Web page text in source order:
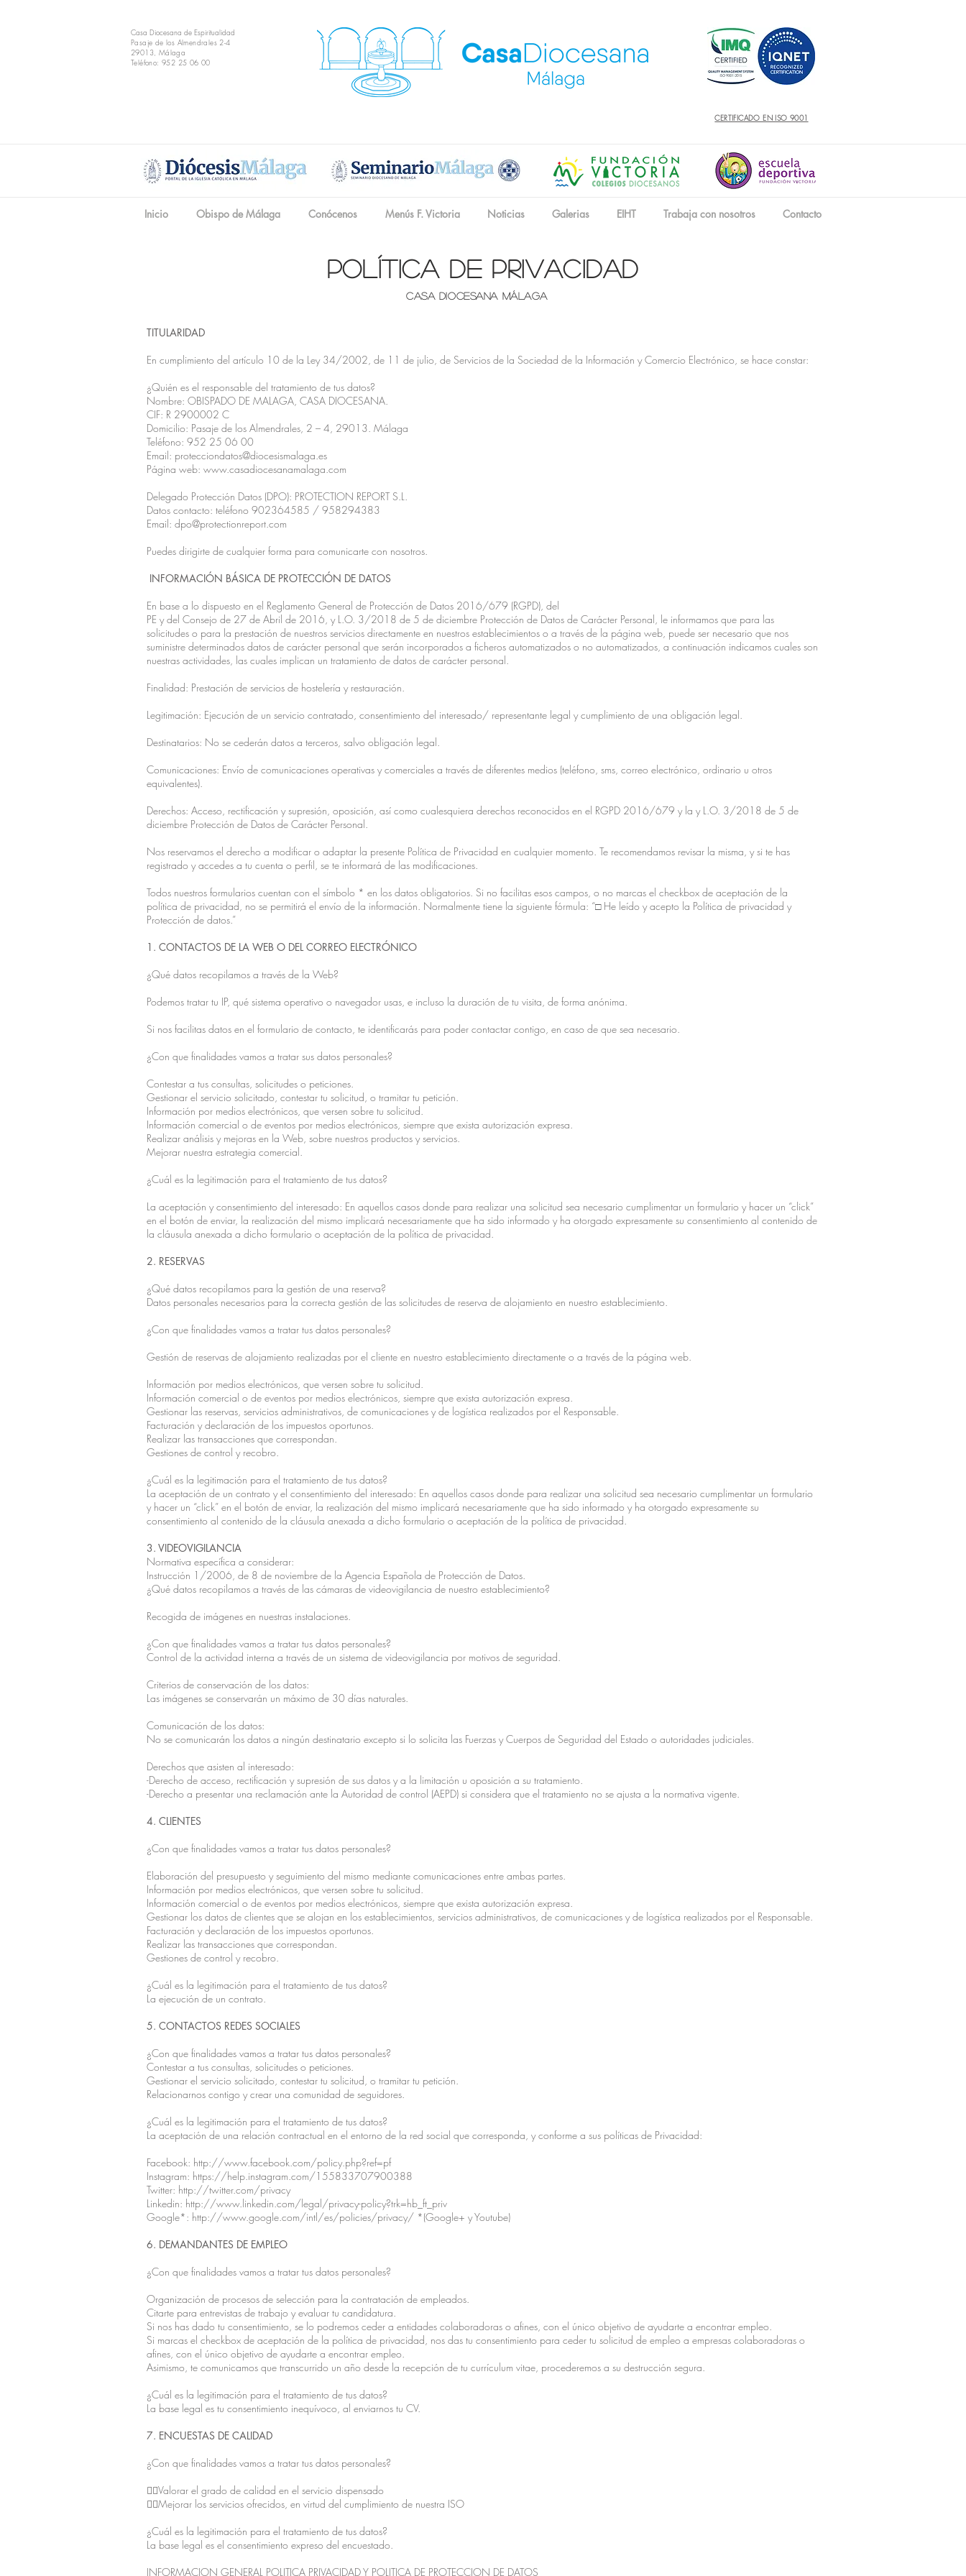
Casa Diocesana de Espiritualidad
Pasaje de los Almendrales 2-4
29013, Málaga
Teléfono: 952 25 06 00
CERTIFICADO EN ISO 9001
Inicio Obispo de Málaga Conócenos Menús F. Victoria Noticias Galerias EIHT Trabaja con nosotros Contacto
política de privacidad
CASA DIOCESANA MÁLAGA
TITULARIDAD
En cumplimiento del artículo 10 de la Ley 34/2002, de 11 de julio, de Servicios de la Sociedad de la Información y Comercio Electrónico, se hace constar:
¿Quién es el responsable del tratamiento de tus datos?
Nombre: OBISPADO DE MALAGA, CASA DIOCESANA.
CIF: R 2900002 C
Domicilio: Pasaje de los Almendrales, 2 – 4, 29013. Málaga
Teléfono: 952 25 06 00
Email: protecciondatos@diocesismalaga.es
Página web: www.casadiocesanamalaga.com
Delegado Protección Datos (DPO): PROTECTION REPORT S.L.
Datos contacto: teléfono 902364585 / 958294383
Email: dpo@protectionreport.com
Puedes dirigirte de cualquier forma para comunicarte con nosotros.
INFORMACIÓN BÁSICA DE PROTECCIÓN DE DATOS
En base a lo dispuesto en el Reglamento General de Protección de Datos 2016/679 (RGPD), del
PE y del Consejo de 27 de Abril de 2016, y L.O. 3/2018 de 5 de diciembre Protección de Datos de Carácter Personal, le informamos que para las
solicitudes o para la prestación de nuestros servicios directamente en nuestros establecimientos o a través de la página web, puede ser necesario que nos
suministre determinados datos de carácter personal que serán incorporados a ficheros automatizados o no automatizados, a continuación indicamos cuales son
nuestras actividades, las cuales implican un tratamiento de datos de carácter personal.
Finalidad: Prestación de servicios de hostelería y restauración.
Legitimación: Ejecución de un servicio contratado, consentimiento del interesado/ representante legal y cumplimiento de una obligación legal.
Destinatarios: No se cederán datos a terceros, salvo obligación legal.
Comunicaciones: Envío de comunicaciones operativas y comerciales a través de diferentes medios (teléfono, sms, correo electrónico, ordinario u otros
equivalentes).
Derechos: Acceso, rectificación y supresión, oposición, así como cualesquiera derechos reconocidos en el RGPD 2016/679 y la y L.O. 3/2018 de 5 de
diciembre Protección de Datos de Carácter Personal.
Nos reservamos el derecho a modificar o adaptar la presente Política de Privacidad en cualquier momento. Te recomendamos revisar la misma, y si te has
registrado y accedes a tu cuenta o perfil, se te informará de las modificaciones.
Todos nuestros formularios cuentan con el símbolo * en los datos obligatorios. Si no facilitas esos campos, o no marcas el checkbox de aceptación de la
política de privacidad, no se permitirá el envío de la información. Normalmente tiene la siguiente fórmula: “□ He leído y acepto la Política de privacidad y
Protección de datos.”
1. CONTACTOS DE LA WEB O DEL CORREO ELECTRÓNICO
¿Qué datos recopilamos a través de la Web?
Podemos tratar tu IP, qué sistema operativo o navegador usas, e incluso la duración de tu visita, de forma anónima.
Si nos facilitas datos en el formulario de contacto, te identificarás para poder contactar contigo, en caso de que sea necesario.
¿Con que finalidades vamos a tratar sus datos personales?
Contestar a tus consultas, solicitudes o peticiones.
Gestionar el servicio solicitado, contestar tu solicitud, o tramitar tu petición.
Información por medios electrónicos, que versen sobre tu solicitud.
Información comercial o de eventos por medios electrónicos, siempre que exista autorización expresa.
Realizar análisis y mejoras en la Web, sobre nuestros productos y servicios.
Mejorar nuestra estrategia comercial.
¿Cuál es la legitimación para el tratamiento de tus datos?
La aceptación y consentimiento del interesado: En aquellos casos donde para realizar una solicitud sea necesario cumplimentar un formulario y hacer un “click”
en el botón de enviar, la realización del mismo implicará necesariamente que ha sido informado y ha otorgado expresamente su consentimiento al contenido de
la cláusula anexada a dicho formulario o aceptación de la política de privacidad.
2. RESERVAS
¿Qué datos recopilamos para la gestión de una reserva?
Datos personales necesarios para la correcta gestión de las solicitudes de reserva de alojamiento en nuestro establecimiento.
¿Con que finalidades vamos a tratar tus datos personales?
Gestión de reservas de alojamiento realizadas por el cliente en nuestro establecimiento directamente o a través de la página web.
Información por medios electrónicos, que versen sobre tu solicitud.
Información comercial o de eventos por medios electrónicos, siempre que exista autorización expresa.
Gestionar las reservas, servicios administrativos, de comunicaciones y de logística realizados por el Responsable.
Facturación y declaración de los impuestos oportunos.
Realizar las transacciones que correspondan.
Gestiones de control y recobro.
¿Cuál es la legitimación para el tratamiento de tus datos?
La aceptación de un contrato y el consentimiento del interesado: En aquellos casos donde para realizar una solicitud sea necesario cumplimentar un formulario
y hacer un “click” en el botón de enviar, la realización del mismo implicará necesariamente que ha sido informado y ha otorgado expresamente su
consentimiento al contenido de la cláusula anexada a dicho formulario o aceptación de la política de privacidad.
3. VIDEOVIGILANCIA
Normativa específica a considerar:
Instrucción 1/2006, de 8 de noviembre de la Agencia Española de Protección de Datos.
¿Qué datos recopilamos a través de las cámaras de videovigilancia de nuestro establecimiento?
Recogida de imágenes en nuestras instalaciones.
¿Con que finalidades vamos a tratar tus datos personales?
Control de la actividad interna a través de un sistema de videovigilancia por motivos de seguridad.
Criterios de conservación de los datos:
Las imágenes se conservarán un máximo de 30 días naturales.
Comunicación de los datos:
No se comunicarán los datos a ningún destinatario excepto si lo solicita las Fuerzas y Cuerpos de Seguridad del Estado o autoridades judiciales.
Derechos que asisten al interesado:
-Derecho de acceso, rectificación y supresión de sus datos y a la limitación u oposición a su tratamiento.
-Derecho a presentar una reclamación ante la Autoridad de control (AEPD) si considera que el tratamiento no se ajusta a la normativa vigente.
4. CLIENTES
¿Con que finalidades vamos a tratar tus datos personales?
Elaboración del presupuesto y seguimiento del mismo mediante comunicaciones entre ambas partes.
Información por medios electrónicos, que versen sobre tu solicitud.
Información comercial o de eventos por medios electrónicos, siempre que exista autorización expresa.
Gestionar los datos de clientes que se alojan en los establecimientos, servicios administrativos, de comunicaciones y de logística realizados por el Responsable.
Facturación y declaración de los impuestos oportunos.
Realizar las transacciones que correspondan.
Gestiones de control y recobro.
¿Cuál es la legitimación para el tratamiento de tus datos?
La ejecución de un contrato.
5. CONTACTOS REDES SOCIALES
¿Con que finalidades vamos a tratar tus datos personales?
Contestar a tus consultas, solicitudes o peticiones.
Gestionar el servicio solicitado, contestar tu solicitud, o tramitar tu petición.
Relacionarnos contigo y crear una comunidad de seguidores.
¿Cuál es la legitimación para el tratamiento de tus datos?
La aceptación de una relación contractual en el entorno de la red social que corresponda, y conforme a sus políticas de Privacidad:
Facebook: http://www.facebook.com/policy.php?ref=pf
Instagram: https://help.instagram.com/155833707900388
Twitter: http://twitter.com/privacy
Linkedin: http://www.linkedin.com/legal/privacy-policy?trk=hb_ft_priv
Google*: http://www.google.com/intl/es/policies/privacy/ *(Google+ y Youtube)
6. DEMANDANTES DE EMPLEO
¿Con que finalidades vamos a tratar tus datos personales?
Organización de procesos de selección para la contratación de empleados.
Citarte para entrevistas de trabajo y evaluar tu candidatura.
Si nos has dado tu consentimiento, se lo podremos ceder a entidades colaboradoras o afines, con el único objetivo de ayudarte a encontrar empleo.
Si marcas el checkbox de aceptación de la política de privacidad, nos das tu consentimiento para ceder tu solicitud de empleo a empresas colaboradoras o
afines, con el único objetivo de ayudarte a encontrar empleo.
Asimismo, te comunicamos que transcurrido un año desde la recepción de tu currículum vitae, procederemos a su destrucción segura.
¿Cuál es la legitimación para el tratamiento de tus datos?
La base legal es tu consentimiento inequívoco, al enviarnos tu CV.
7. ENCUESTAS DE CALIDAD
¿Con que finalidades vamos a tratar tus datos personales?
Valorar el grado de calidad en el servicio dispensado
Mejorar los servicios ofrecidos, en virtud del cumplimiento de nuestra ISO
¿Cuál es la legitimación para el tratamiento de tus datos?
La base legal es el consentimiento expreso del encuestado.
INFORMACION GENERAL POLITICA PRIVACIDAD Y POLITICA DE PROTECCION DE DATOS